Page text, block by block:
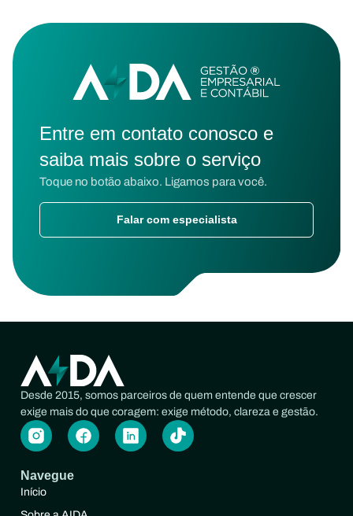
Entre em contato conosco e
saiba mais sobre o serviço
Toque no botão abaixo. Ligamos para você.
Falar com especialista
Desde 2015, somos parceiros de quem entende que crescer
exige mais do que coragem: exige método, clareza e gestão.
Navegue
Início